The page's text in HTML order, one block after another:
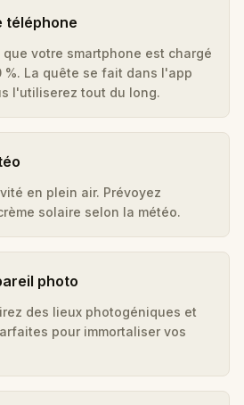
téléphone
votre smartphone est chargé
%. La quête se fait dans l'app
l'utiliserez tout du long.
en plein air. Prévoyez
solaire selon la météo.
photo
des lieux photogéniques et
pour immortaliser vos